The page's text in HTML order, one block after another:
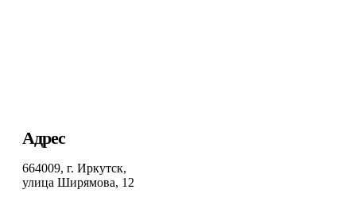
Адрес
664009, г. Иркутск,
улица Ширямова, 12